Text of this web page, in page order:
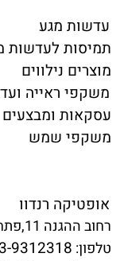
עדשות מגע
תמיסות לעדשות
מוצרים נילווים
משקפי ראייה
עסקאות ומבצעים
משקפי שמש
אופטיקה רנדוו
רחוב ההגנה 11,פתח-תקווה (במדרחוב)
טלפון: 9312318